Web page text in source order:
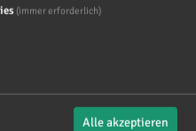
nehmen, an einen zu
ich das zu schätzen.
(immer erforderlich)
Alle akzeptieren